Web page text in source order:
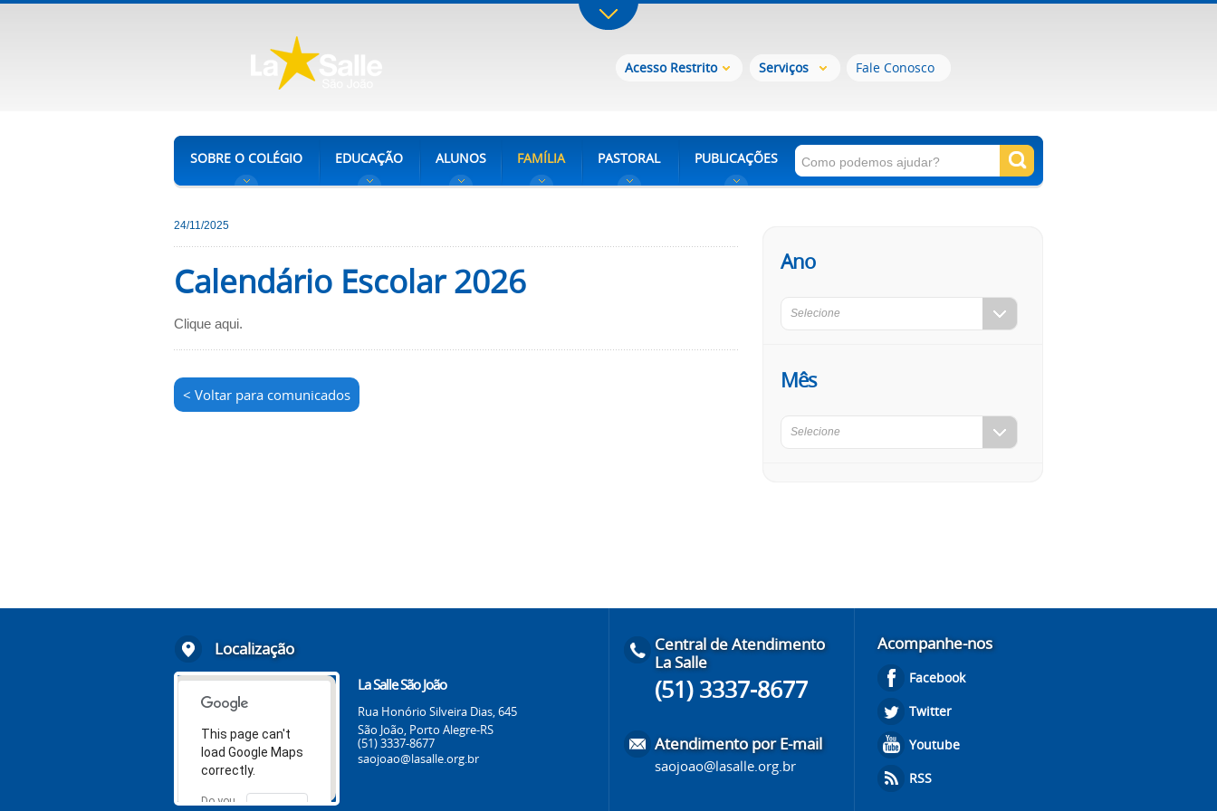
Acesso Restrito Serviços Fale Conosco
SOBRE O COLÉGIO EDUCAÇÃO ALUNOS FAMÍLIA PASTORAL PUBLICAÇÕES
24/11/2025
Calendário Escolar 2026
Clique aqui.
< Voltar para comunicados
Ano
Selecione
Mês
Selecione
Localização
This page can't
load Google Maps
correctly.
Do you
La Salle São João
Rua Honório Silveira Dias, 645
São João, Porto Alegre-RS
(51) 3337-8677
saojoao@lasalle.org.br
Central de Atendimento
La Salle
(51) 3337-8677
Atendimento por E-mail
saojoao@lasalle.org.br
Acompanhe-nos
Facebook
Twitter
Youtube
RSS